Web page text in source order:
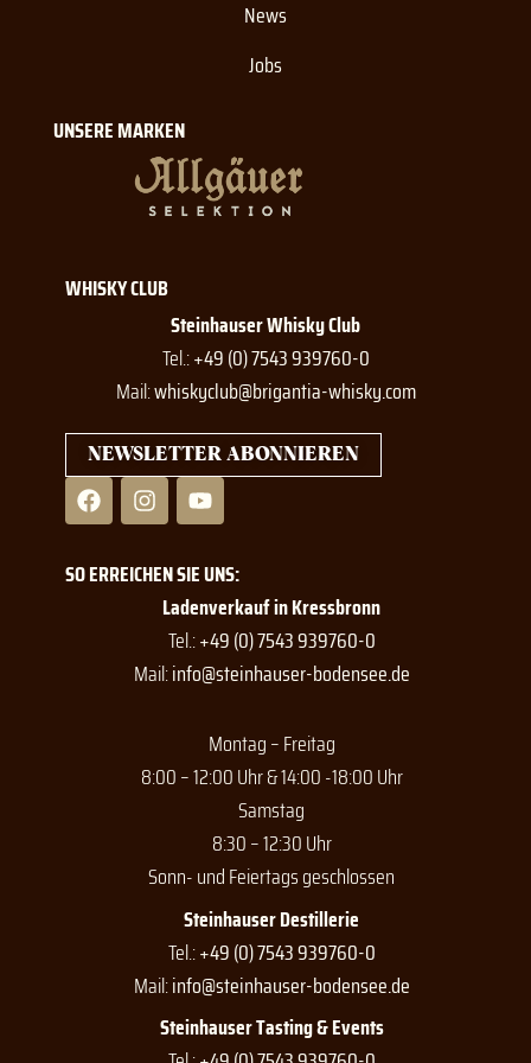
News
Jobs
UNSERE MARKEN
WHISKY CLUB
Steinhauser Whisky Club
Tel.:+49 (0) 7543 939760-0
Mail:whiskyclub@brigantia-whisky.com
NEWSLETTER ABONNIEREN
F
a
c
e
b
I
n
s
t
a
m
Y
o
u
t
u
b
e
SO ERREICHEN SIE UNS:
Ladenverkauf in Kressbronn
Tel.:+49 (0) 7543 939760-0
Mail:info@steinhauser-bodensee.de
Montag – Freitag
8:00 – 12:00 Uhr & 14:00 -18:00 Uhr
Samstag
8:30 – 12:30 Uhr
Sonn- und Feiertags geschlossen
Steinhauser Destillerie
Tel.:+49 (0) 7543 939760-0
Mail:info@steinhauser-bodensee.de
Steinhauser Tasting & Events